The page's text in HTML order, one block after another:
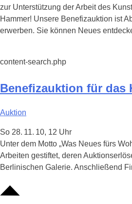
zur Unterstützung der Arbeit des
Hammer! Unsere Benefizauktion ist
erwerben. Sie können Neues
content-search.php
Benefizauktion für das
Auktion
So 28. 11. 10, 12 Uhr
Unter dem Motto „Was Neues fürs
Arbeiten gestiftet, deren
Berlinischen Galerie. Anschließend